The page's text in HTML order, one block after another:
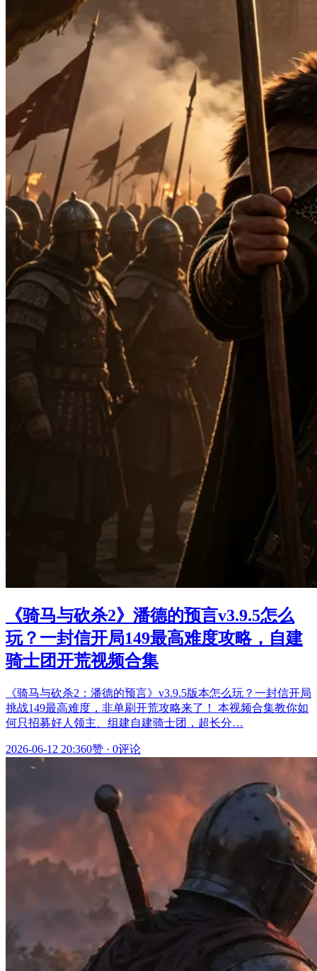
《骑马与砍杀2》潘德的预言v3.9.5怎么
玩？一封信开局149最高难度攻略，自建
骑士团开荒视频合集
《骑马与砍杀2：潘德的预言》v3.9.5版本怎么玩？一封信开局
挑战149最高难度，非单刷开荒攻略来了！ 本视频合集教你如
何只招募好人领主、组建自建骑士团，超长分…
2026-06-12 20:360赞 · 0评论